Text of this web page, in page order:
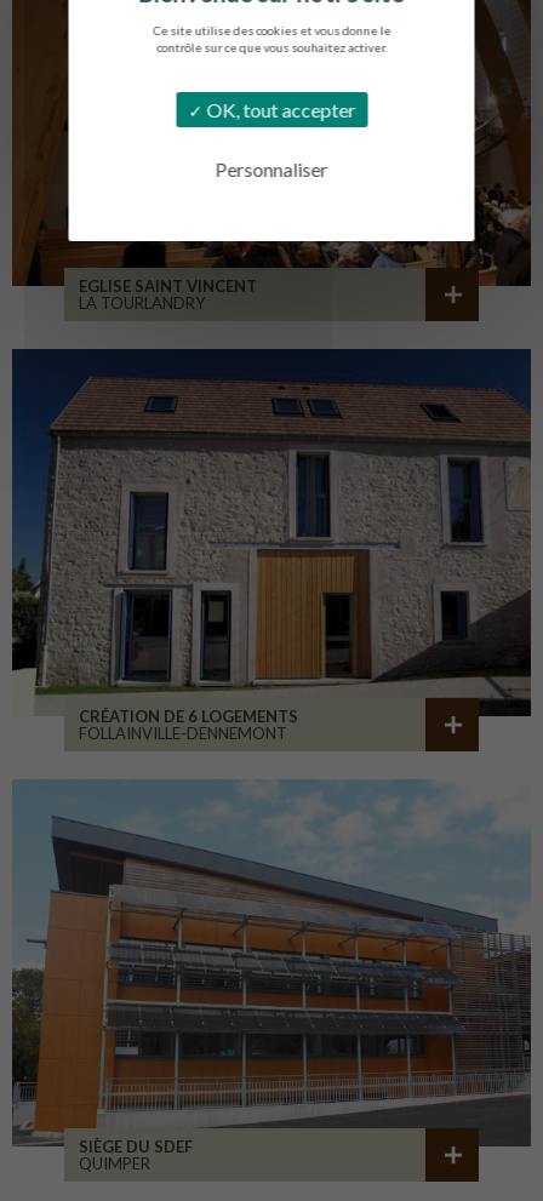
Ce site utilise des cookies et vous donne le
contrôle sur ce que vous souhaitez activer.
OK, tout accepter
Personnaliser
EGLISE SAINT VINCENT
LA TOURLANDRY
CRÉATION DE 6 LOGEMENTS
FOLLAINVILLE-DENNEMONT
SIÈGE DU SDEF
QUIMPER